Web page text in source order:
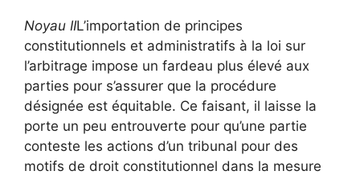
Noyau IIL’importation de principes
constitutionnels et administratifs à la loi sur
l’arbitrage impose un fardeau plus élevé aux
parties pour s’assurer que la procédure
désignée est équitable. Ce faisant, il laisse la
porte un peu entrouverte pour qu’une partie
conteste les actions d’un tribunal pour des
motifs de droit constitutionnel dans la mesure